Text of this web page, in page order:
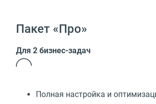
Пакет «Про»
Для 2 бизнес-задач
Полная настройка и